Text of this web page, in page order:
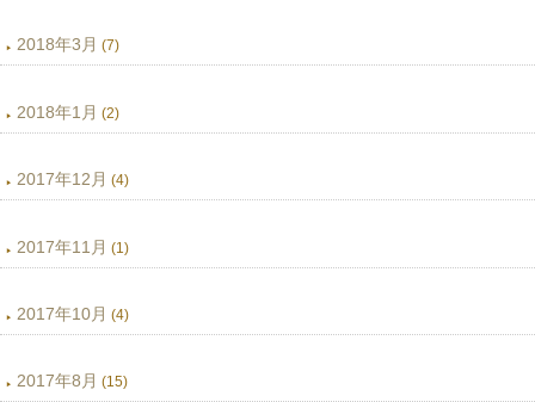
2018年3月 (7)
2018年1月 (2)
2017年12月 (4)
2017年11月 (1)
2017年10月 (4)
2017年8月 (15)